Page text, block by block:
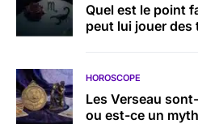
Quel est le point
peut lui jouer des
HOROSCOPE
Les Verseau
ou est-ce un